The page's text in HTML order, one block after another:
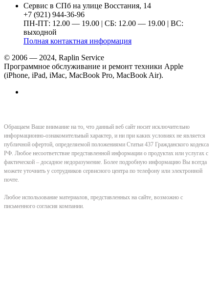
Сервис в СПб на улице Восстания, 14
+7 (921) 944-36-96
ПН-ПТ: 12.00 — 19.00 | СБ: 12.00 — 19.00 | ВС:
выходной
Полная контактная информация
© 2006 — 2024, Raplin Service
Программное обслуживание и ремонт техники Apple
(iPhone, iPad, iMac, MacBook Pro, MacBook Air).
Обращаем Ваше внимание на то, что данный веб сайт носит исключительно
информационно-ознакомительный характер, и ни при каких условиях не является
публичной офертой, определяемой положениями Статьи 437 Гражданского кодекса
РФ. Любое несоответствие представленной информации о продуктах или услугах с
фактической – досадное недоразумение. Более подробную информацию Вы всегда
можете уточнить у сотрудников сервисного центра по телефону или электронной
почте.
Любое использование материалов, представленных на сайте, возможно с
письменного согласия компании.